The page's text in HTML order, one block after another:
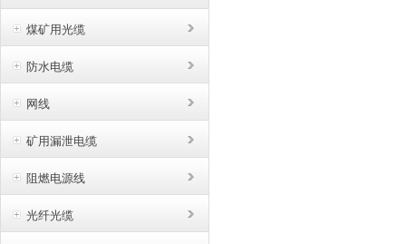
煤矿用光缆
防水电缆
网线
矿用漏泄电缆
阻燃电源线
光纤光缆